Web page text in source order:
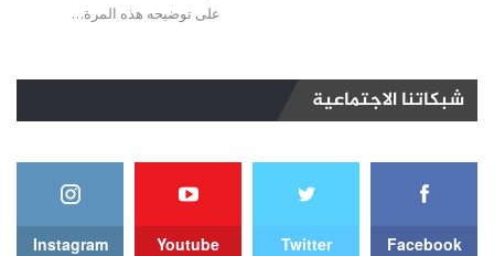
على توضيحه هذه المرة…
شبكاتنا الاجتماعية
Facebook
Twitter
Youtube
Instagram